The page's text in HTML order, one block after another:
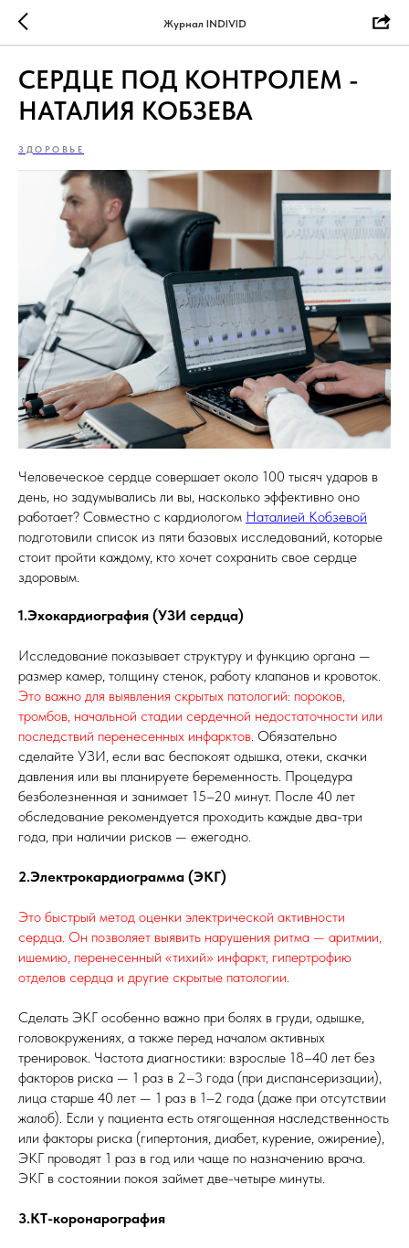
Журнал INDIVID
СЕРДЦЕ ПОД КОНТРОЛЕМ -
НАТАЛИЯ КОБЗЕВА
ЗДОРОВЬЕ
Человеческое сердце совершает около 100 тысяч ударов в
день, но задумывались ли вы, насколько эффективно оно
работает? Совместно с кардиологом Наталией Кобзевой
подготовили список из пяти базовых исследований, которые
стоит пройти каждому, кто хочет сохранить свое сердце
здоровым.
1.Эхокардиография (УЗИ сердца)
Исследование показывает структуру и функцию органа —
размер камер, толщину стенок, работу клапанов и кровоток.
Это важно для выявления скрытых патологий: пороков,
тромбов, начальной стадии сердечной недостаточности или
последствий перенесенных инфарктов . Обязательно
сделайте УЗИ, если вас беспокоят одышка, отеки, скачки
давления или вы планируете беременность. Процедура
безболезненная и занимает 15–20 минут. После 40 лет
обследование рекомендуется проходить каждые два-три
года, при наличии рисков — ежегодно.
2.Электрокардиограмма (ЭКГ)
Это быстрый метод оценки электрической активности
сердца. Он позволяет выявить нарушения ритма — аритмии,
ишемию, перенесенный «тихий» инфаркт, гипертрофию
отделов сердца и другие скрытые патологии.
Сделать ЭКГ особенно важно при болях в груди, одышке,
головокружениях, а также перед началом активных
тренировок. Частота диагностики: взрослые 18–40 лет без
факторов риска — 1 раз в 2–3 года (при диспансеризации),
лица старше 40 лет — 1 раз в 1–2 года (даже при отсутствии
жалоб). Если у пациента есть отягощенная наследственность
или факторы риска (гипертония, диабет, курение, ожирение),
ЭКГ проводят 1 раз в год или чаще по назначению врача.
ЭКГ в состоянии покоя займет две-четыре минуты.
3.КТ-коронарография